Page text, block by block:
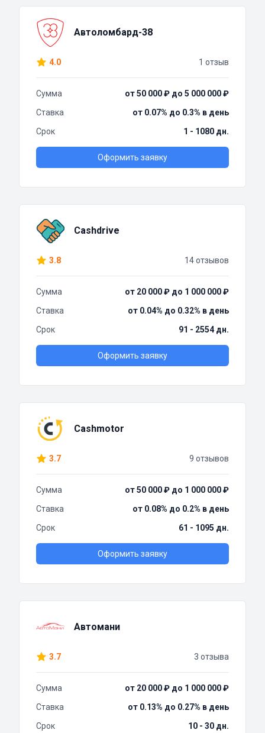
Автоломбард-38
4.0 1 отзыв
Сумма
от 50 000 ₽ до 5 000 000 ₽
Ставка
от 0.07% до 0.3% в день
Срок
1 - 1080 дн.
Оформить заявку
Cashdrive
3.8 14 отзывов
Сумма
от 20 000 ₽ до 1 000 000 ₽
Ставка
от 0.04% до 0.32% в день
Срок
91 - 2554 дн.
Оформить заявку
Cashmotor
3.7 9 отзывов
Сумма
от 50 000 ₽ до 1 000 000 ₽
Ставка
от 0.08% до 0.2% в день
Срок
61 - 1095 дн.
Оформить заявку
Автомани
3.7 3 отзыва
Сумма
от 20 000 ₽ до 1 000 000 ₽
Ставка
от 0.13% до 0.27% в день
Срок
10 - 30 дн.